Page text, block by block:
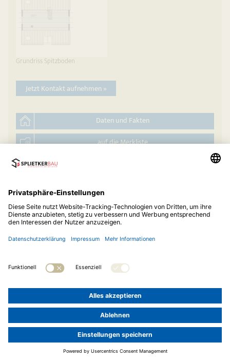
Grundriss Spitzboden
Jetzt Kontakt aufnehmen »
Daten und Fakten
auf die Merkliste
© 2026Splietker Bau GmbH & Co. KG
05242 93122-11
Impressum
Datenschutz
LOGIN »